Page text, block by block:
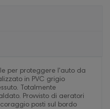
per proteggere l'auto da
in PVC grigio
Totalmente
Provvisto di aeratori
posti sul bordo